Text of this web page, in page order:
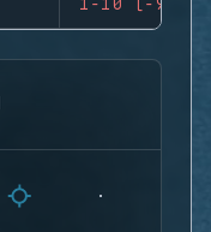
1-10 (-9)